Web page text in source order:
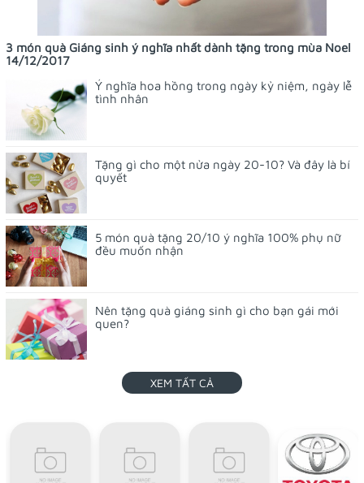
3 món quà Giáng sinh ý nghĩa nhất dành tặng trong mùa Noel
14/12/2017
Ý nghĩa hoa hồng trong ngày kỷ niệm, ngày lễ
tình nhân
Tặng gì cho một nửa ngày 20-10? Và đây là bí
quyết
5 món quà tặng 20/10 ý nghĩa 100% phụ nữ
đều muốn nhận
Nên tặng quà giáng sinh gì cho bạn gái mới
quen?
XEM TẤT CẢ